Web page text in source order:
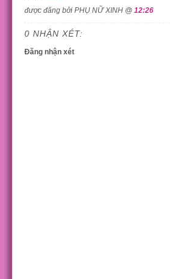
được đăng bởi PHỤ NỮ XINH @ 12:26
0 NHẬN XÉT:
Đăng nhận xét